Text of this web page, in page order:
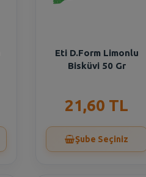
Eti D.Form Limonlu
Bisküvi 50 Gr
21,60 TL
Şube Seçiniz